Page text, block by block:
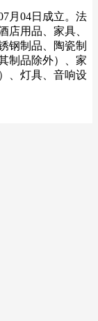
月04日成立。法
店用品、家具、
钢制品、陶瓷制
制品除外）、家
、灯具、音响设